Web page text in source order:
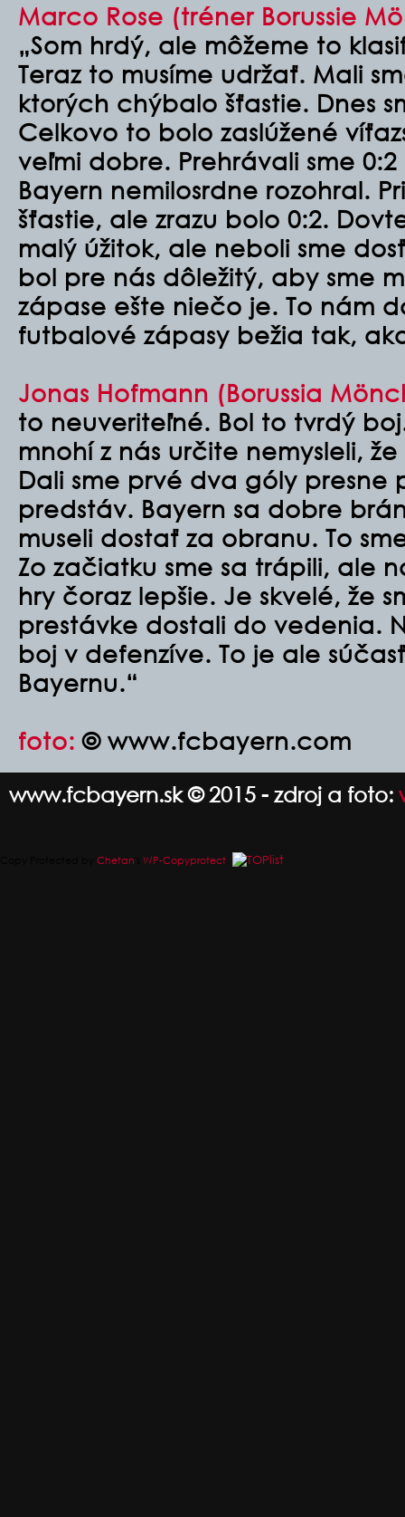
Marco Rose (tréner Borussie
„Som hrdý, ale môžeme to
Teraz to musíme udržať. Mali
ktorých chýbalo šťastie. Dnes
Celkovo to bolo zaslúžené
veľmi dobre. Prehrávali sme
Bayern nemilosrdne rozohral.
šťastie, ale zrazu bolo 0:2.
malý úžitok, ale neboli sme
bol pre nás dôležitý, aby sme
zápase ešte niečo je. To nám
futbalové zápasy bežia tak,
Jonas Hofmann (Borussia
to neuveriteľné. Bol to tvrdý
mnohí z nás určite nemysleli,
Dali sme prvé dva góly presne
predstáv. Bayern sa dobre
museli dostať za obranu. To
Zo začiatku sme sa trápili, ale
hry čoraz lepšie. Je skvelé, že
prestávke dostali do vedenia.
boj v defenzíve. To je ale
Bayernu.“
foto:© www.fcbayern.com
www.fcbayern.sk © 2015 - zdroj a foto:
Chetan WP-Copyprotect